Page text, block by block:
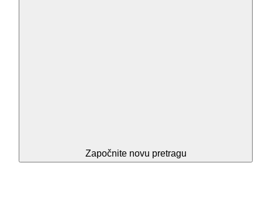
Započnite novu pretragu